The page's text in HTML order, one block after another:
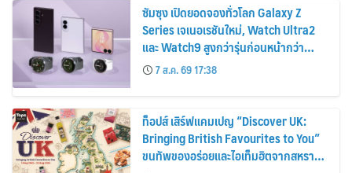
ซัมซุง เปิดยอดจองทั่วโลก Galaxy Z
Series เจเนอเรชันใหม่, Watch Ultra2
และ Watch9 สูงกว่ารุ่นก่อนหน้ากว่า
30%7 ส.ค. 69 17:38
ท็อปส์ เสิร์ฟแคมเปญ “Discover UK:
Bringing British Favourites to You”
ขนทัพของอร่อยและไอเท็มฮิตจากสหราช